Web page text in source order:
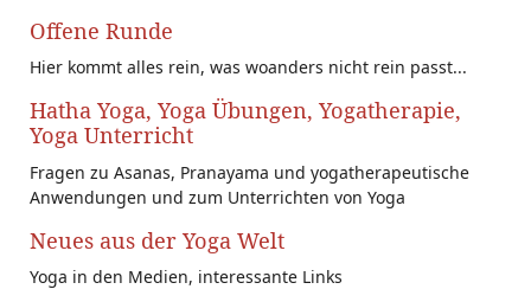
Offene Runde
Hier kommt alles rein, was woanders nicht rein passt...
Hatha Yoga, Yoga Übungen, Yogatherapie,
Yoga Unterricht
Fragen zu Asanas, Pranayama und yogatherapeutische
Anwendungen und zum Unterrichten von Yoga
Neues aus der Yoga Welt
Yoga in den Medien, interessante Links